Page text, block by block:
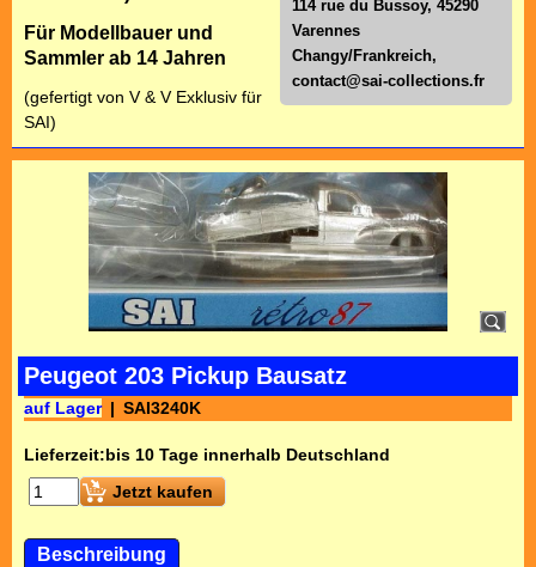
114 rue du Bussoy, 45290
Varennes
Changy/Frankreich,
contact@sai-collections.fr
Für Modellbauer und
Sammler ab 14 Jahren
(gefertigt von V & V Exklusiv für
SAI)
Peugeot 203 Pickup Bausatz
auf Lager SAI3240K
Lieferzeit:bis 10 Tage innerhalb Deutschland
Jetzt kaufen
Beschreibung